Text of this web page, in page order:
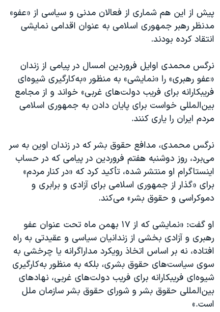
پیش از این هم شماری از فعالان مدنی و سیاسی از «عفو»
مدنظر رهبر جمهوری اسلامی به عنوان اقدامی نمایشی
انتقاد کرده بودند.
نرگس محمدی اوایل فروردین امسال در پیامی از زندان
«عفو رهبری» را «نمایشی» به منظور «به‌کارگیری شیوه‌ای
فریبکارانه برای فریب دولت‌های غربی» خواند و از مجامع
بین‌المللی خواست برای پایان دادن به جمهوری اسلامی
مردم ایران را یاری کنند.
نرگس محمدی، مدافع حقوق بشر که در زندان اوین به سر
می‌برد، روز دوشنبه هفتم فروردین در پیامی که در حساب
اینستاگرام او منتشر شده، تأکید کرد که «در کنار مردم»
برای «گذار از جمهوری اسلامی برای آزادی و برابری و
دموکراسی و حقوق بشر» می‌کند.
او گفت: «نمایشی که از ۱۷ بهمن ماه تحت عنوان عفو
رهبری و آزادی بخشی از زندانیان سیاسی و عقیدتی به راه
افتاده، نه بر اساس اتخاذ رویکرد مداراگرانه یا چرخشی به
سوی سیاست‌های حقوق بشری، بلکه به منظور به‌کارگیری
شیوه‌ای فریبکارانه برای فریب دولت‌های غربی، نهادهای
بین‌المللی حقوق بشر و شورای حقوق بشر سازمان ملل
است.»